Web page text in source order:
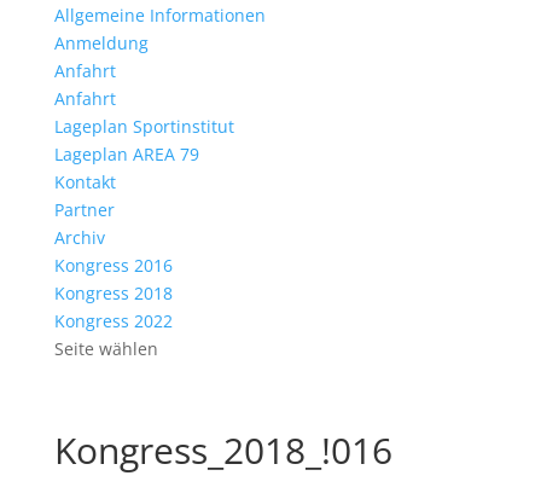
Allgemeine Informationen
Anmeldung
Anfahrt
Anfahrt
Lageplan Sportinstitut
Lageplan AREA 79
Kontakt
Partner
Archiv
Kongress 2016
Kongress 2018
Kongress 2022
Seite wählen
Kongress_2018_!016